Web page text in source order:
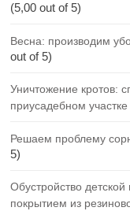
(5,00 out of 5)
Весна: производим
out of 5)
Уничтожение кротов:
приусадебном участке
Решаем проблему
5)
Обустройство
покрытием из